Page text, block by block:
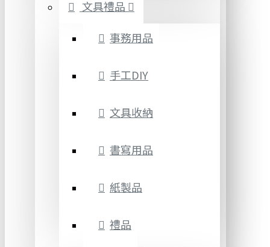
文具禮品
事務用品
手工DIY
文具收納
書寫用品
紙製品
禮品